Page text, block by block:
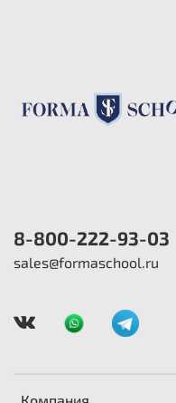
8-800-222-93-03
sales@formaschool.ru